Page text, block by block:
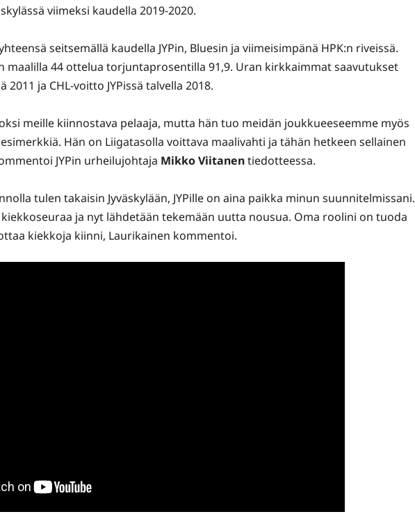
viimeksi kaudella 2019-2020.
seitsemällä kaudella JYPin, Bluesin ja viimeisimpänä HPK:n riveissä.
maalilla 44 ottelua torjuntaprosentilla 91,9. Uran kirkkaimmat saavutukset
ja CHL-voitto JYPissä talvella 2018.
meille kiinnostava pelaaja, mutta hän tuo meidän joukkueeseemme myös
Hän on Liigatasolla voittava maalivahti ja tähän hetkeen sellainen
JYPin urheilujohtaja Mikko Viitanentiedotteessa.
tulen takaisin Jyväskylään, JYPille on aina paikka minun suunnitelmissani.
ja nyt lähdetään tekemään uutta nousua. Oma roolini on tuoda
kiekkoja kiinni, Laurikainen kommentoi.